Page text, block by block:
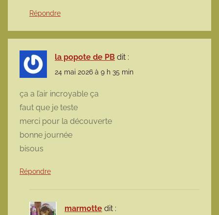
Répondre
la popote de PB dit :
24 mai 2026 à 9 h 35 min
ça a l’air incroyable ça
faut que je teste
merci pour la découverte
bonne journée
bisous
Répondre
marmotte dit :